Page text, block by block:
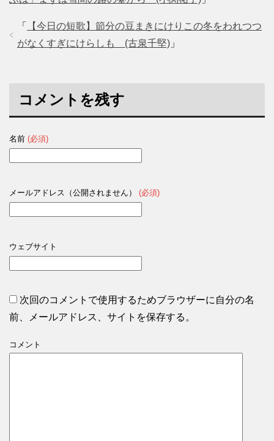
「
【今日の短歌】節分の豆まきにけりこの冬をわれつつ
がなくすぎにけらしも (古泉千堅) 」
コメントを残す
名前 (必須)
メールアドレス（公開されません） (必須)
ウェブサイト
次回のコメントで使用するためブラウザーに自分の名
前、メールアドレス、サイトを保存する。
コメント